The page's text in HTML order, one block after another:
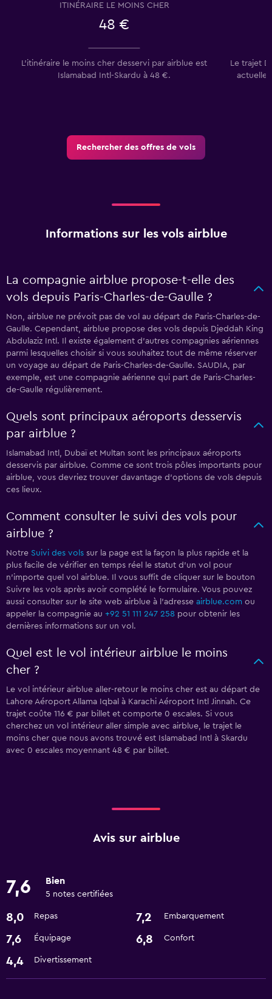
ITINÉRAIRE LE MOINS CHER
48 €
L’itinéraire le moins cher desservi par airblue est
Islamabad Intl-Skardu à 48 €.
Le trajet
Rechercher des offres de vols
Informations sur les vols airblue
La compagnie airblue propose-t-elle des
vols depuis Paris-Charles-de-Gaulle ?
Non, airblue ne prévoit pas de vol au départ de Paris-Charles-de-
Gaulle. Cependant, airblue propose des vols depuis Djeddah King
Abdulaziz Intl. Il existe également d'autres compagnies aériennes
parmi lesquelles choisir si vous souhaitez tout de même réserver
un voyage au départ de Paris-Charles-de-Gaulle. SAUDIA, par
exemple, est une compagnie aérienne qui part de Paris-Charles-
de-Gaulle régulièrement.
Quels sont principaux aéroports desservis
par airblue ?
Islamabad Intl, Dubaï et Multan sont les principaux aéroports
desservis par airblue. Comme ce sont trois pôles importants pour
airblue, vous devriez trouver davantage d'options de vols depuis
ces lieux.
Comment consulter le suivi des vols pour
airblue ?
Notre Suivi des vols sur la page est la façon la plus rapide et la
plus facile de vérifier en temps réel le statut d'un vol pour
n'importe quel vol airblue. Il vous suffit de cliquer sur le bouton
Suivre les vols après avoir complété le formulaire. Vous pouvez
aussi consulter sur le site web airblue à l'adresse airblue.com ou
appeler la compagnie au +92 51 111 247 258 pour obtenir les
dernières informations sur un vol.
Quel est le vol intérieur airblue le moins
cher ?
Le vol intérieur airblue aller-retour le moins cher est au départ de
Lahore Aéroport Allama Iqbal à Karachi Aéroport Intl Jinnah. Ce
trajet coûte 116 € par billet et comporte 0 escales. Si vous
cherchez un vol intérieur aller simple avec airblue, le trajet le
moins cher que nous avons trouvé est Islamabad Intl à Skardu
avec 0 escales moyennant 48 € par billet.
Avis sur airblue
7,6 Bien
5 notes certifiées
8,0 Repas 7,2 Embarquement
7,6 Équipage 6,8 Confort
4,4 Divertissement